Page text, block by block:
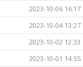
2023-10-06 16:17
2023-10-04 13:27
2023-10-02 12:33
2023-10-01 14:55